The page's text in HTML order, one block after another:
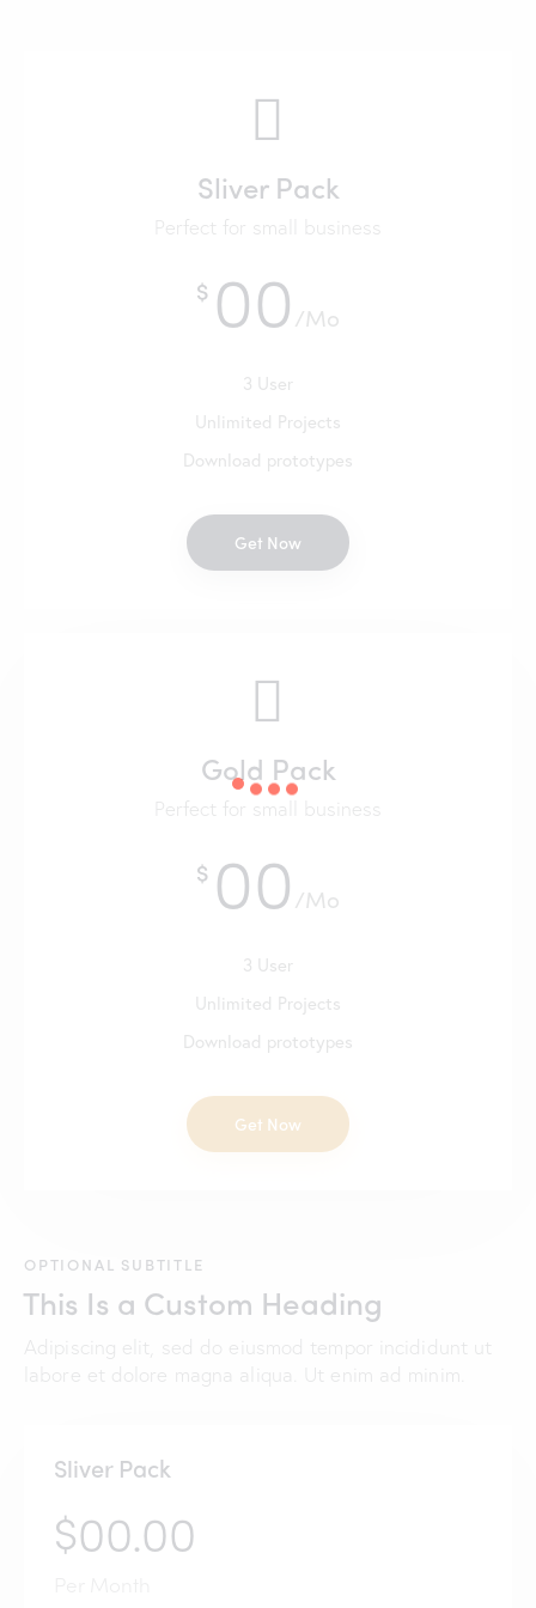
Gold Pack
Perfect for small business
$ 00/Mo
3 User
Unlimited Projects
Download prototypes
Get Now
Sliver Pack
Perfect for small business
$ 00/Mo
3 User
Unlimited Projects
Download prototypes
Get Now
OPTIONAL SUBTITLE
This Is a Custom Heading
Adipiscing elit, sed do eiusmod tempor incididunt ut
labore et dolore magna aliqua. Ut enim ad minim.
Sliver Pack
$00.00